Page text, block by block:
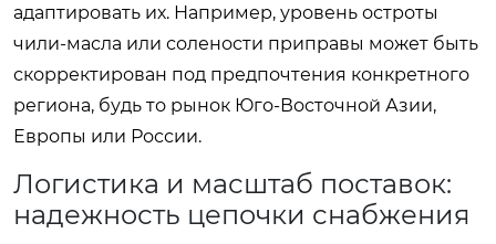
адаптировать их. Например, уровень остроты
чили-масла или солености приправы может быть
скорректирован под предпочтения конкретного
региона, будь то рынок Юго-Восточной Азии,
Европы или России.
Логистика и масштаб поставок:
надежность цепочки снабжения